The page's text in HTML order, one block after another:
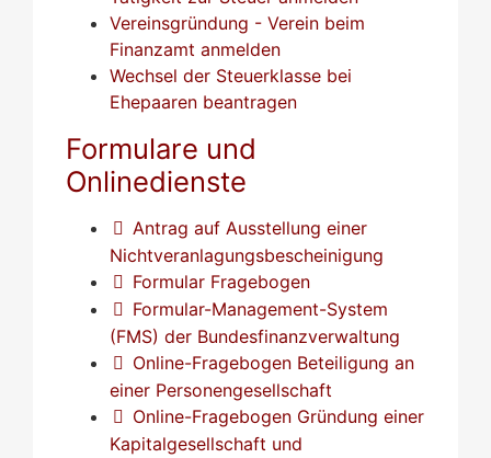
Vereinsgründung - Verein beim
Finanzamt anmelden
Wechsel der Steuerklasse bei
Ehepaaren beantragen
Formulare und
Onlinedienste
Antrag auf Ausstellung einer
Nichtveranlagungsbescheinigung
Formular Fragebogen
Formular-Management-System
(FMS) der Bundesfinanzverwaltung
Online-Fragebogen Beteiligung an
einer Personengesellschaft
Online-Fragebogen Gründung einer
Kapitalgesellschaft und